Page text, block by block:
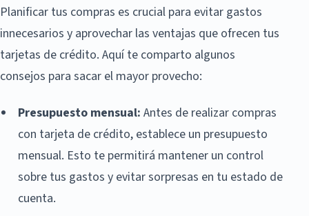
Planificar tus compras es crucial para evitar gastos
innecesarios y aprovechar las ventajas que ofrecen tus
tarjetas de crédito. Aquí te comparto algunos
consejos para sacar el mayor provecho:
Presupuesto mensual: Antes de realizar compras
con tarjeta de crédito, establece un presupuesto
mensual. Esto te permitirá mantener un control
sobre tus gastos y evitar sorpresas en tu estado de
cuenta.